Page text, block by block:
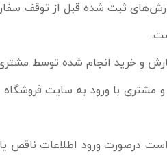
ثبت شده قبل از توقف
و خرید انجام شده توسط
و عودت می‌نماید و مشتری با ورود به
درصورت ورود اطلاعات ناقص